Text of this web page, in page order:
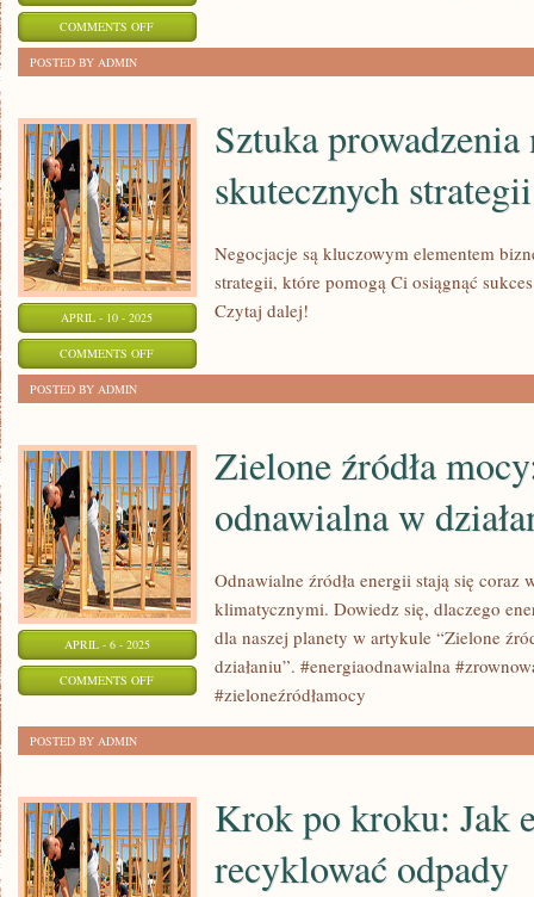
COMMENTS OFFON
STYLIZACJI:
W
CO
SIĘ
UBRAĆ?
POSTED BY ADMIN
APRIL - 10 - 2025
COMMENTS OFFON
NEGOCJACJI:
10
SKUTECZNYCH
STRATEGII
Sztuka
skutecznych strategii
Negocjacje są kluczowym elementem
strategii, które pomogą Ci osiągnąć
Czytaj dalej!
POSTED BY ADMIN
APRIL - 6 - 2025
COMMENTS OFFON
ENERGIA
ODNAWIALNA
W
DZIAŁANIU
Zielone źródła
odnawialna w
Odnawialne źródła energii stają się coraz
klimatycznymi. Dowiedz się, dlaczego
dla naszej planety w artykule “Zielone
działaniu”. #energiaodnawialna
#zieloneźródłamocy
POSTED BY ADMIN
Krok po kroku: Jak
recyklować odpady